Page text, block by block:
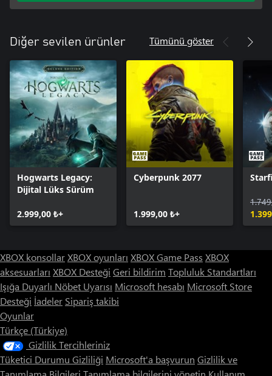
Diğer sevilen ürünler Tümünü göster
Hogwarts Legacy:
Dijital Lüks Sürüm
2.999,00 ₺+
Cyberpunk 2077
1.999,00 ₺+
XBOX konsollarXBOX oyunları XBOX Game Pass XBOX
aksesuarları XBOX Desteği Geri bildirim Topluluk Standartları
Işığa Duyarlı Nöbet Uyarısı Microsoft hesabı Microsoft Store
Desteği İadeler Sipariş takibi
Oyunlar
Türkçe (Türkiye)
Gizlilik Tercihleriniz
Tüketici Durumu Gizliliği Microsoft'a başvurun Gizlilik ve